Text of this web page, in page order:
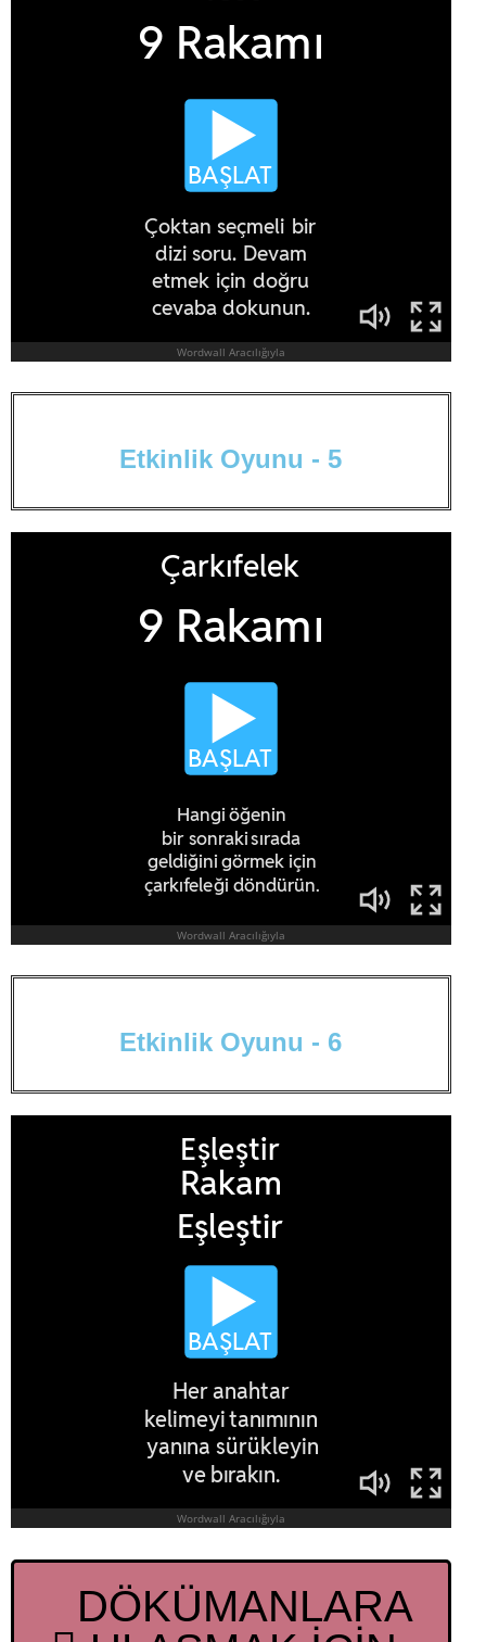
Etkinlik Oyunu - 5
Etkinlik Oyunu - 6
DÖKÜMANLARA